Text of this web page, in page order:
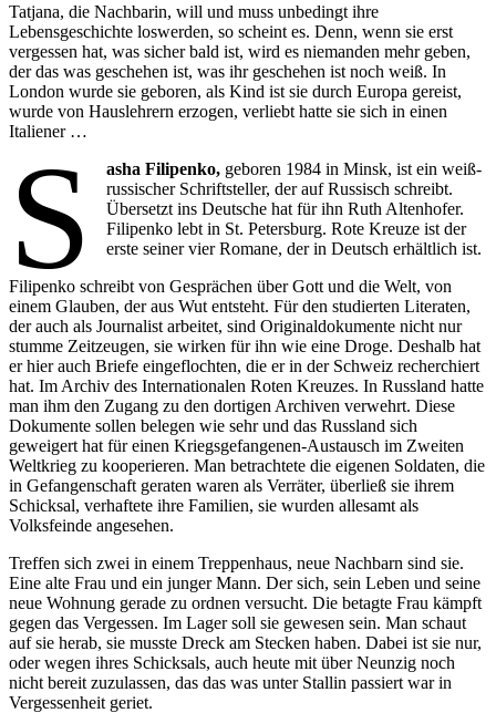
Tatjana, die Nachbarin, will und muss unbedingt ihre
Lebensgeschichte loswerden, so scheint es. Denn, wenn sie erst
vergessen hat, was sicher bald ist, wird es niemanden mehr geben,
der das was geschehen ist, was ihr geschehen ist noch weiß. In
London wurde sie geboren, als Kind ist sie durch Europa gereist,
wurde von Hauslehrern erzogen, verliebt hatte sie sich in einen
Italiener …
S asha Filipenko, geboren 1984 in Minsk, ist ein weiß-
russischer Schriftsteller, der auf Russisch schreibt.
Übersetzt ins Deutsche hat für ihn Ruth Altenhofer.
Filipenko lebt in St. Petersburg. Rote Kreuze ist der
erste seiner vier Romane, der in Deutsch erhältlich ist.
Filipenko schreibt von Gesprächen über Gott und die Welt, von
einem Glauben, der aus Wut entsteht. Für den studierten Literaten,
der auch als Journalist arbeitet, sind Originaldokumente nicht nur
stumme Zeitzeugen, sie wirken für ihn wie eine Droge. Deshalb hat
er hier auch Briefe eingeflochten, die er in der Schweiz recherchiert
hat. Im Archiv des Internationalen Roten Kreuzes. In Russland hatte
man ihm den Zugang zu den dortigen Archiven verwehrt. Diese
Dokumente sollen belegen wie sehr und das Russland sich
geweigert hat für einen Kriegsgefangenen-Austausch im Zweiten
Weltkrieg zu kooperieren. Man betrachtete die eigenen Soldaten, die
in Gefangenschaft geraten waren als Verräter, überließ sie ihrem
Schicksal, verhaftete ihre Familien, sie wurden allesamt als
Volksfeinde angesehen.
Treffen sich zwei in einem Treppenhaus, neue Nachbarn sind sie.
Eine alte Frau und ein junger Mann. Der sich, sein Leben und seine
neue Wohnung gerade zu ordnen versucht. Die betagte Frau kämpft
gegen das Vergessen. Im Lager soll sie gewesen sein. Man schaut
auf sie herab, sie musste Dreck am Stecken haben. Dabei ist sie nur,
oder wegen ihres Schicksals, auch heute mit über Neunzig noch
nicht bereit zuzulassen, das das was unter Stallin passiert war in
Vergessenheit geriet.